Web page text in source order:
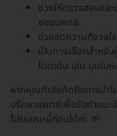
ช่วยให้ตรวจสอบแล
ของแพทย์
ช่วยลดความกังวล
เป็นทางเลือกสำห
โดดเด่น เช่น บนใบ
หากคุณกำลังคิดถึงการนำ
ปรึกษาแพทย์เพื่อรับคำแนะ
โปรแกรมนี้ก่อนได้ค่ะ 🌱